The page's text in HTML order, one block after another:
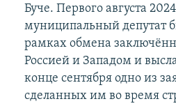
Буче. Первого августа
муниципальный депутат
рамках обмена
Россией и Западом и
конце сентября одно из
сделанных им во время